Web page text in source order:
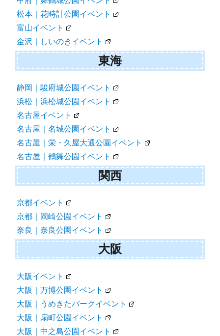
松本｜花時計公園イベント
富山イベント
金沢｜しいのきイベント
東海
静岡｜駿府城公園イベント
浜松｜浜松城公園イベント
名古屋イベント
名古屋｜名城公園イベント
名古屋｜栄・久屋大通公園イベント
名古屋｜鶴舞公園イベント
関西
京都イベント
京都｜岡崎公園イベント
奈良｜奈良公園イベント
大阪
大阪イベント
大阪｜万博公園イベント
大阪｜うめきたパークイベント
大阪｜扇町公園イベント
大阪｜中之島公園イベント